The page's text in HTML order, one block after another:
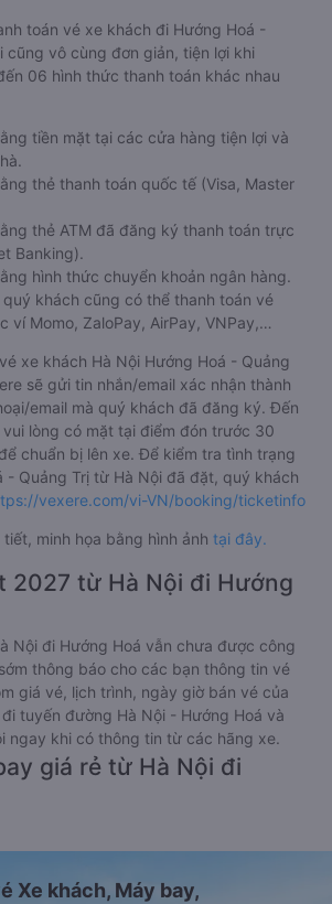
toán vé xe khách đi Hướng Hoá -
cũng vô cùng đơn giản, tiện lợi khi
06 hình thức thanh toán khác nhau
tiền mặt tại các cửa hàng tiện lợi và
thẻ thanh toán quốc tế (Visa, Master
thẻ ATM đã đăng ký thanh toán trực
Banking).
hình thức chuyển khoản ngân hàng.
quý khách cũng có thể thanh toán vé
ví Momo, ZaloPay, AirPay, VNPay,…
xe khách Hà Nội Hướng Hoá - Quảng
sẽ gửi tin nhắn/email xác nhận thành
email mà quý khách đã đăng ký. Đến
lòng có mặt tại điểm đón trước 30
chuẩn bị lên xe. Để kiểm tra tình trạng
- Quảng Trị từ Hà Nội đã đặt, quý khách
vexere.com/vi-VN/booking/ticketinfo
minh họa bằng hình ảnh tại đây.
2027 từ Hà Nội đi Hướng
Nội đi Hướng Hoá vẫn chưa được công
thông báo cho các bạn thông tin vé
giá vé, lịch trình, ngày giờ bán vé của
tuyến đường Hà Nội - Hướng Hoá và
ngay khi có thông tin từ các hãng xe.
giá rẻ từ Hà Nội đi
Xe khách, Máy bay,